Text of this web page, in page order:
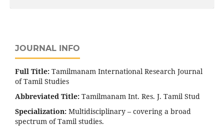
JOURNAL INFO
Full Title: Tamilmanam International Research Journal
of Tamil Studies
Abbreviated Title: Tamilmanam Int. Res. J. Tamil Stud
Specialization: Multidisciplinary – covering a broad
spectrum of Tamil studies.